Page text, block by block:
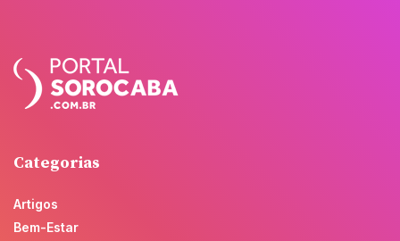
Categorias
Artigos
Bem-Estar